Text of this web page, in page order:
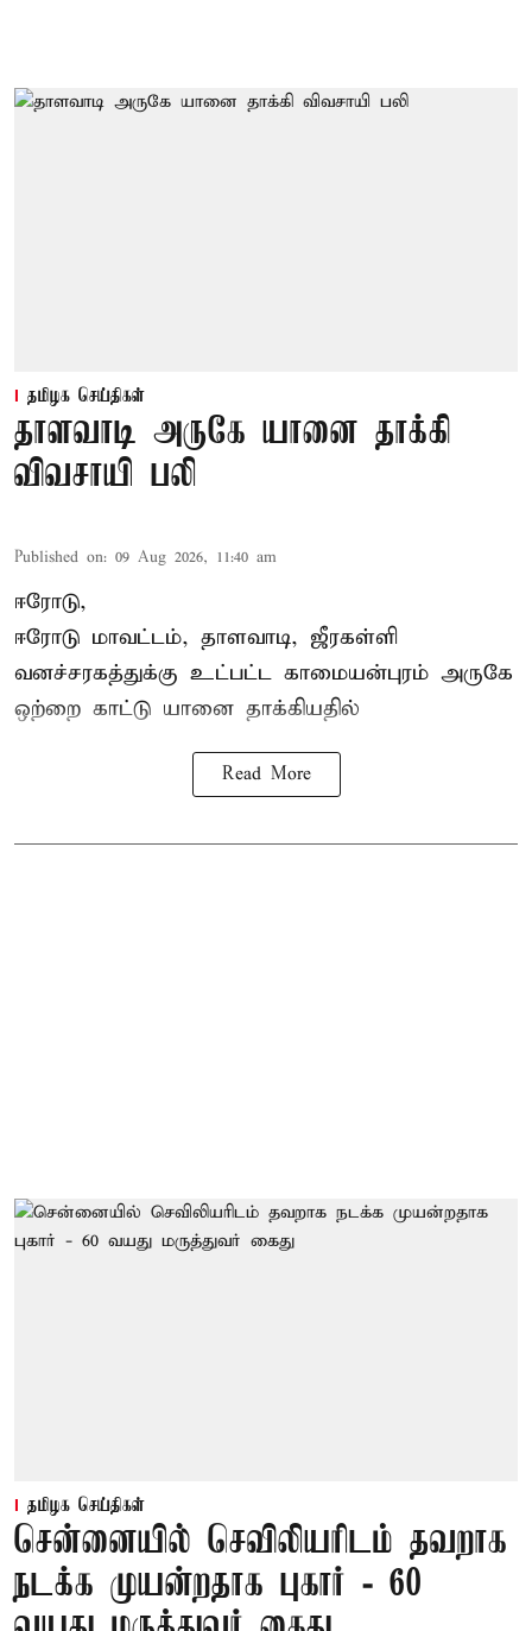
தமிழக செய்திகள்
தாளவாடி அருகே யானை தாக்கி
விவசாயி பலி
Published on: 09 Aug 2026, 11:40 am
ஈரோடு,
ஈரோடு மாவட்டம், தாளவாடி, ஜீரகள்ளி
வனச்சரகத்துக்கு உட்பட்ட காமையன்புரம் அருகே
ஒற்றை காட்டு யானை தாக்கியதில்
Read More
தமிழக செய்திகள்
சென்னையில் செவிலியரிடம் தவறாக
நடக்க முயன்றதாக புகார் - 60